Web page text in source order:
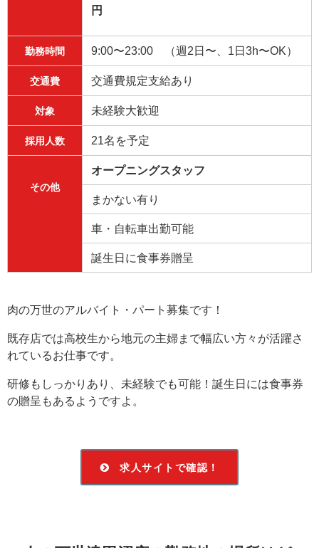
円
勤務時間 9:00〜23:00 （週2日〜、1日3h〜OK）
交通費 交通費規定支給あり
対象 未経験大歓迎
採用人数 21名を予定
その他
オープニングスタッフ
まかない有り
車・自転車出勤可能
誕生日に食事券贈呈
肉の万世のアルバイト・パート募集です！
既存店では高校生から地元の主婦まで幅広い方々が活躍さ
れているお仕事です。
研修もしっかりあり、未経験でも可能！誕生日には食事券
の贈呈もあるようですよ。
求人サイトで確認！